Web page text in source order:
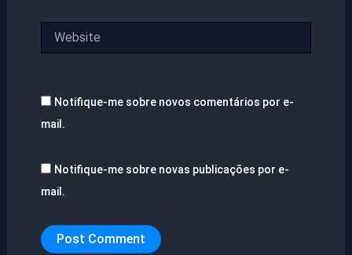
Notifique-me sobre novos comentários por e-
mail.
Notifique-me sobre novas publicações por e-
mail.